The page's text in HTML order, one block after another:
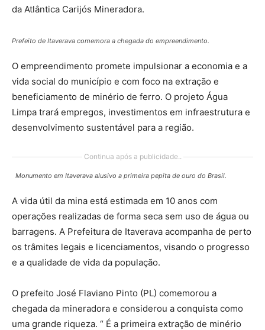
da Atlântica Carijós Mineradora.
Prefeito de Itaverava comemora a chegada do empreendimento.
O empreendimento promete impulsionar a economia e a
vida social do município e com foco na extração e
beneficiamento de minério de ferro. O projeto Água
Limpa trará empregos, investimentos em infraestrutura e
desenvolvimento sustentável para a região.
Continua após a publicidade..
Monumento em Itaverava alusivo a primeira pepita de ouro do Brasil.
A vida útil da mina está estimada em 10 anos com
operações realizadas de forma seca sem uso de água ou
barragens. A Prefeitura de Itaverava acompanha de perto
os trâmites legais e licenciamentos, visando o progresso
e a qualidade de vida da população.
O prefeito José Flaviano Pinto (PL) comemorou a
chegada da mineradora e considerou a conquista como
uma grande riqueza. “ É a primeira extração de minério